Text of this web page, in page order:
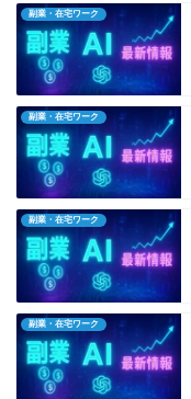
副業・在宅ワーク
副業・在宅ワーク
副業・在宅ワーク
副業・在宅ワーク